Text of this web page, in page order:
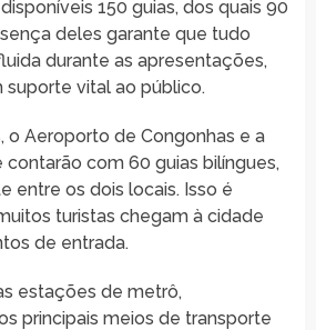
150 guias, dos quais 90
deles garante que tudo
durante as apresentações,
vital ao público.
o Aeroporto de Congonhas e a
contarão com 60 guias bilíngues,
entre os dois locais. Isso é
turistas chegam à cidade
de entrada.
estações de metrô,
principais meios de transporte